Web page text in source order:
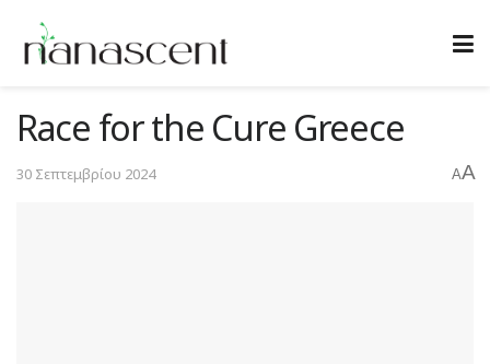
Race for the Cure Greece
30 Σεπτεμβρίου 2024 AA